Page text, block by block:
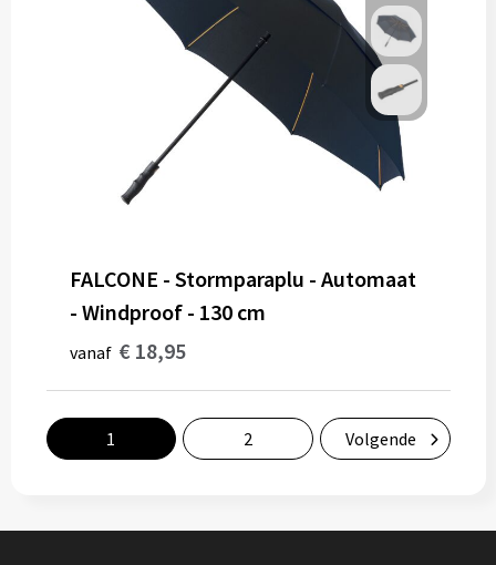
FALCONE - Stormparaplu - Automaat
- Windproof - 130 cm
vanaf € 18,95
1 2 Volgende